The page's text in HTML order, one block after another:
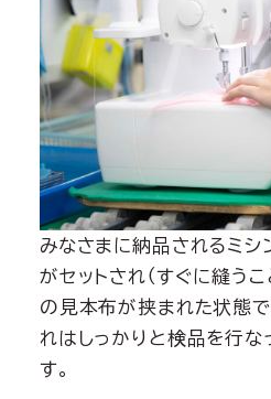
みなさまに納品されるミシ
がセットされ（すぐに縫うこ
の見本布が挟まれた状態で
れはしっかりと検品を行な
す。